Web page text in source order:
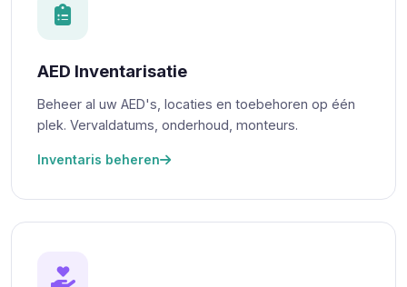
AED Inventarisatie
Beheer al uw AED's, locaties en toebehoren op één
plek. Vervaldatums, onderhoud, monteurs.
Inventaris beheren